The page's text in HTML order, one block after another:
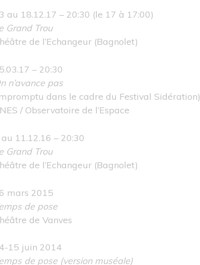
au 18.12.17 – 20:30 (le 17 à 17:00)
Grand Trou
de l’Echangeur(Bagnolet)
– 20:30
n’avance pas
dans le cadre du Festival Sidération)
/ Observatoire de l’Espace
11.12.16 – 20:30
Grand Trou
de l’Echangeur(Bagnolet)
mars 2015
de pose
de Vanves
15 juin 2014
de pose (version muséale)